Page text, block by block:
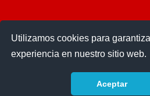
Utilizamos cookies para
experiencia en nuestro sitio web.
Aceptar